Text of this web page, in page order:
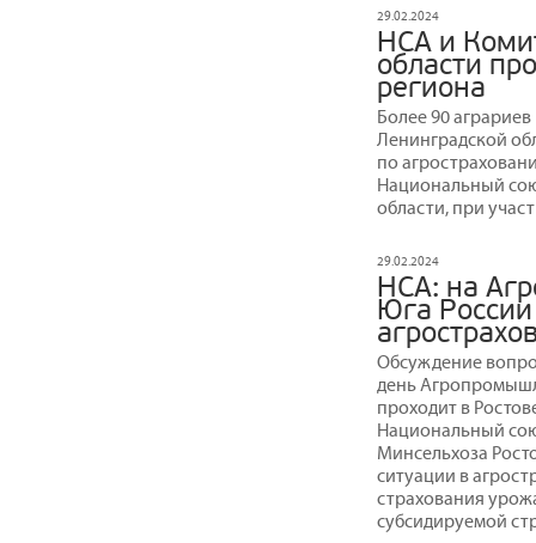
29.02.2024
НСА и
области
региона
Более 90
Ленинградской
по
Национальный
области, при
29.02.2024
НСА: на
Юга
Обсуждение
день
проходит в
Национальный
Минсельхоза
ситуации в
страхования
субсидируемой